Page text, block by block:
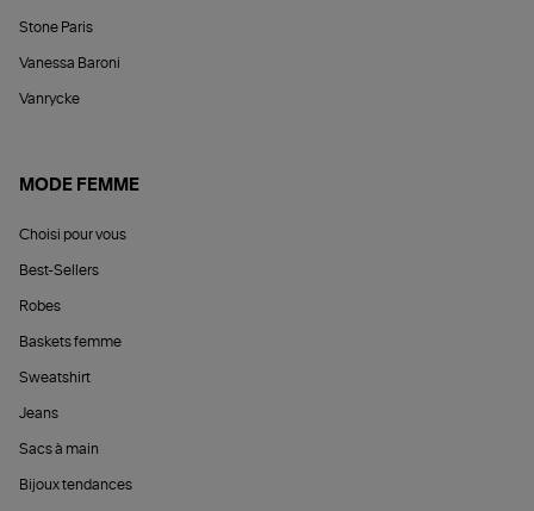
Stone Paris
Vanessa Baroni
Vanrycke
MODE FEMME
Choisi pour vous
Best-Sellers
Robes
Baskets femme
Sweatshirt
Jeans
Sacs à main
Bijoux tendances